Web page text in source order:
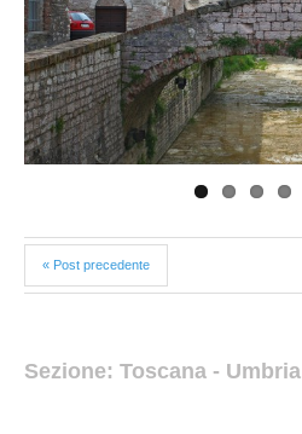
« Post precedente
Sezione: Toscana - Umbria